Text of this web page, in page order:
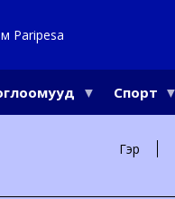
Paripesa
Спорт
Гэр